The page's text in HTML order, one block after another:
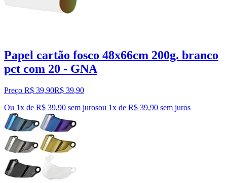
Papel cartão fosco 48x66cm 200g. branco
pct com 20 - GNA
Preço R$ 39,90R$ 39,90
Ou 1x de R$ 39,90 sem jurosou 1x de R$ 39,90 sem juros